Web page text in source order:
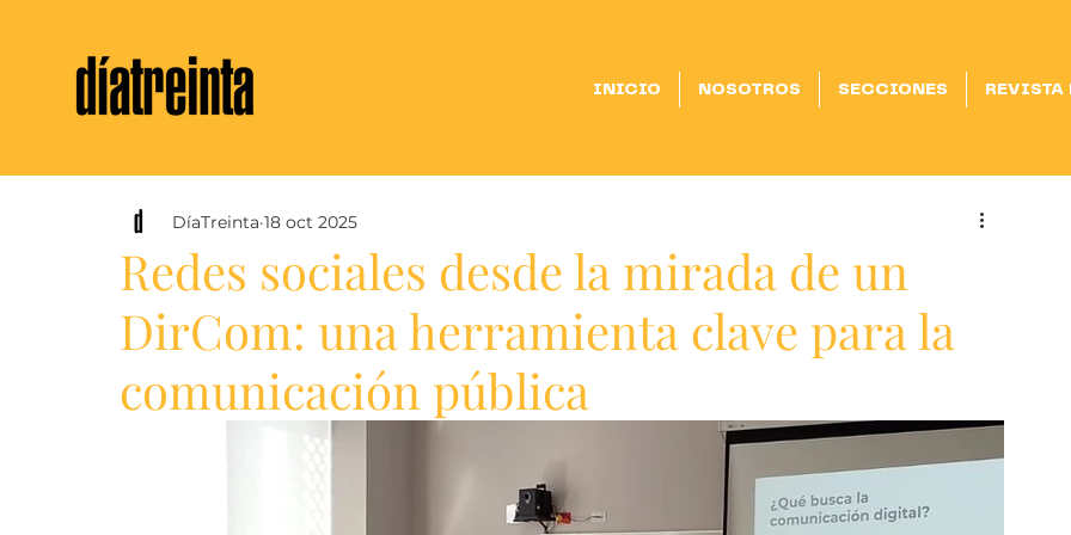
INICIO NOSOTROS SECCIONES REVISTA
Redes sociales desde la mirada de un
DirCom: una herramienta clave para la
comunicación pública
DíaTreinta 18 oct 2025